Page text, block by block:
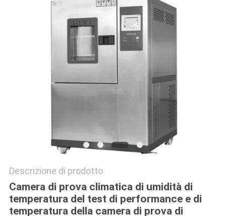
Descrizione di prodotto
Camera di prova climatica di umidità di
temperatura del test di performance e di
temperatura della camera di prova di